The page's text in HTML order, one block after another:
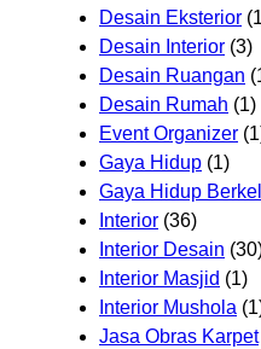
Desain Eksterior
Desain Interior (3)
Desain Ruangan
Desain Rumah (1)
Event Organizer
Gaya Hidup (1)
Gaya Hidup
Interior (36)
Interior Desain
Interior Masjid (1)
Interior Mushola
Jasa Obras Karpet